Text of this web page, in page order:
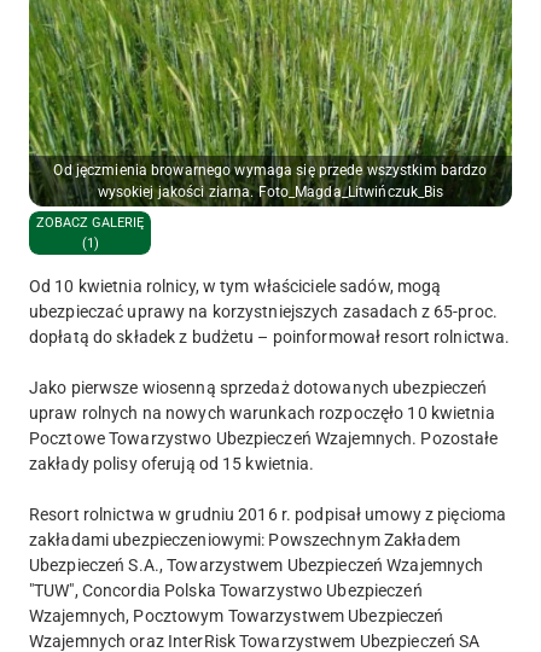
Od jęczmienia browarnego wymaga się przede wszystkim bardzo
wysokiej jakości ziarna. Foto_Magda_Litwińczuk_Bis
ZOBACZ GALERIĘ
(1)
Od 10 kwietnia rolnicy, w tym właściciele sadów, mogą
ubezpieczać uprawy na korzystniejszych zasadach z 65-proc.
dopłatą do składek z budżetu – poinformował resort rolnictwa.
Jako pierwsze wiosenną sprzedaż dotowanych ubezpieczeń
upraw rolnych na nowych warunkach rozpoczęło 10 kwietnia
Pocztowe Towarzystwo Ubezpieczeń Wzajemnych. Pozostałe
zakłady polisy oferują od 15 kwietnia.
Resort rolnictwa w grudniu 2016 r. podpisał umowy z pięcioma
zakładami ubezpieczeniowymi: Powszechnym Zakładem
Ubezpieczeń S.A., Towarzystwem Ubezpieczeń Wzajemnych
"TUW", Concordia Polska Towarzystwo Ubezpieczeń
Wzajemnych, Pocztowym Towarzystwem Ubezpieczeń
Wzajemnych oraz InterRisk Towarzystwem Ubezpieczeń SA